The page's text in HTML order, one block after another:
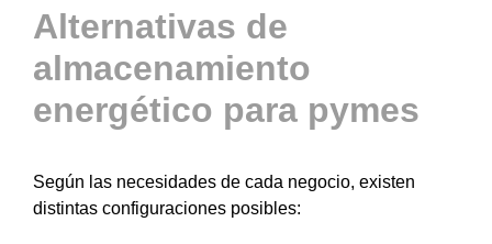
Alternativas de
almacenamiento
energético para pymes
Según las necesidades de cada negocio, existen
distintas configuraciones posibles: